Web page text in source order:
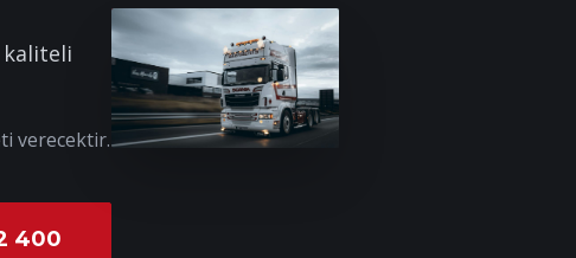
kaliteli
verecektir.
400